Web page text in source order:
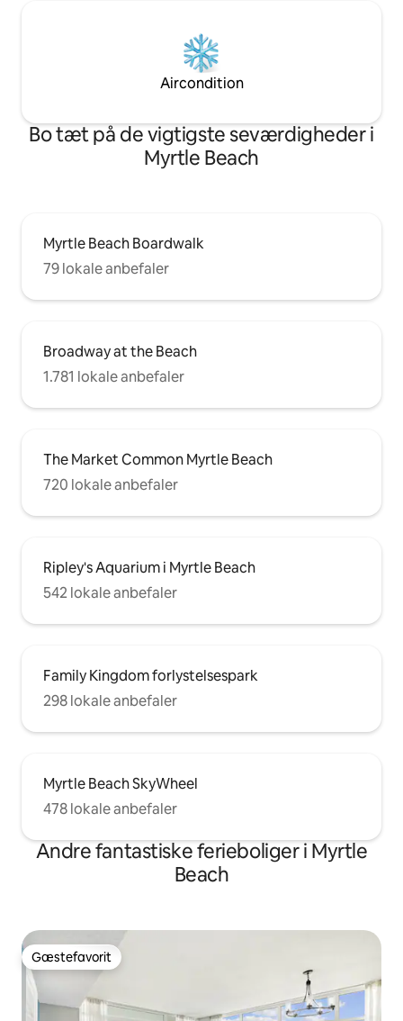
Aircondition
Bo tæt på de vigtigste seværdigheder i
Myrtle Beach
Myrtle Beach Boardwalk
79 lokale anbefaler
Broadway at the Beach
1.781 lokale anbefaler
The Market Common Myrtle Beach
720 lokale anbefaler
Ripley's Aquarium i Myrtle Beach
542 lokale anbefaler
Family Kingdom forlystelsespark
298 lokale anbefaler
Myrtle Beach SkyWheel
478 lokale anbefaler
Andre fantastiske ferieboliger i Myrtle
Beach
Gæstefavorit
Gæstefavorit